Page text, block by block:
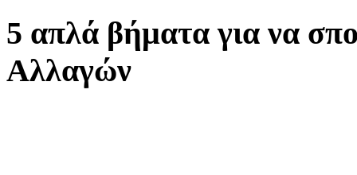
5 απλά βήματα για να
Αλλαγών